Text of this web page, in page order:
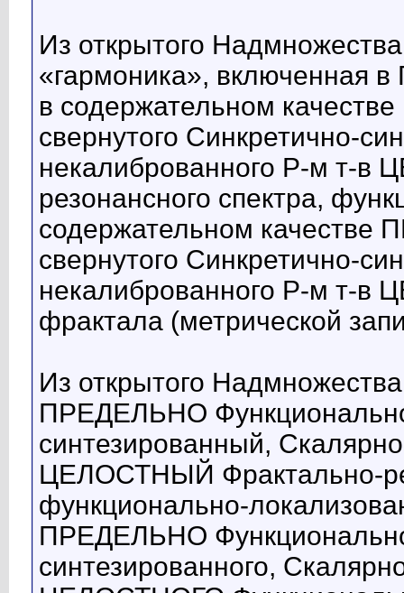
Из открытого
«гармоника», включенная
в содержательном
свернутого Синкретично-
некалиброванного Р-м т-
резонансного спектра,
содержательном
свернутого Синкретично-
некалиброванного Р-м т-в
фрактала (метрической
Из открытого
ПРЕДЕЛЬНО
синтезированный,
ЦЕЛОСТНЫЙ Фрактально-
функционально-
ПРЕДЕЛЬНО
синтезированного,